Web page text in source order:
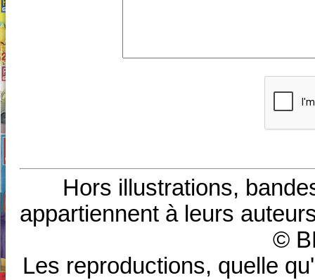
Hors illustrations,
appartiennent à leurs
©
Les reproductions, quelle